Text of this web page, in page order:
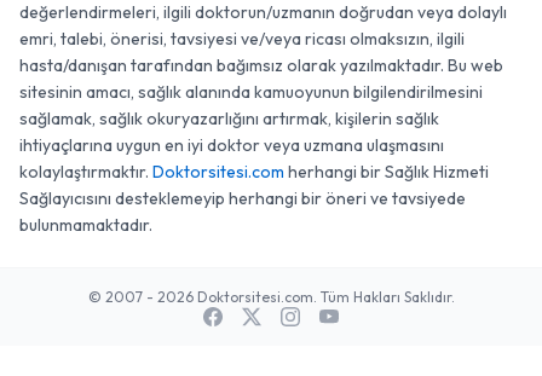
değerlendirmeleri, ilgili doktorun/uzmanın doğrudan veya dolaylı
emri, talebi, önerisi, tavsiyesi ve/veya ricası olmaksızın, ilgili
hasta/danışan tarafından bağımsız olarak yazılmaktadır. Bu web
sitesinin amacı, sağlık alanında kamuoyunun bilgilendirilmesini
sağlamak, sağlık okuryazarlığını artırmak, kişilerin sağlık
ihtiyaçlarına uygun en iyi doktor veya uzmana ulaşmasını
kolaylaştırmaktır. Doktorsitesi.com herhangi bir Sağlık Hizmeti
Sağlayıcısını desteklemeyip herhangi bir öneri ve tavsiyede
bulunmamaktadır.
© 2007 - 2026 Doktorsitesi.com. Tüm Hakları Saklıdır.